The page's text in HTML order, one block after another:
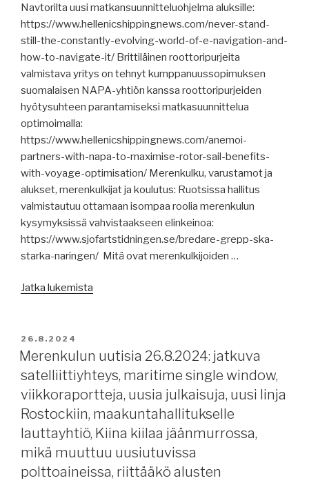
nimityksiä,
huthit
sallivat
pelastusoperaation,
Sovcomflot,
Alandia
voitolle.”
Navtorilta uusi matkansuunnitteluohjelma aluksille:
https://www.hellenicshippingnews.com/never-stand-
still-the-constantly-evolving-world-of-e-navigation-and-
how-to-navigate-it/ Brittiläinen roottoripurjeita
valmistava yritys on tehnyt kumppanuussopimuksen
suomalaisen NAPA-yhtiön kanssa roottoripurjeiden
hyötysuhteen parantamiseksi matkasuunnittelua
optimoimalla:
https://www.hellenicshippingnews.com/anemoi-
partners-with-napa-to-maximise-rotor-sail-benefits-
with-voyage-optimisation/ Merenkulku, varustamot ja
alukset, merenkulkijat ja koulutus: Ruotsissa hallitus
valmistautuu ottamaan isompaa roolia merenkulun
kysymyksissä vahvistaakseen elinkeinoa:
https://www.sjofartstidningen.se/bredare-grepp-ska-
starka-naringen/ Mitä ovat merenkulkijoiden …
Jatka lukemista
konttirahtien
ennustetaan
putoavan,
Panaman
kanava,
pohjoinen
merireitti,
satamalakot,
JULKAISTU
26.8.2024
Merenkulun uutisia 26.8.2024: jatkuva
satelliittiyhteys, maritime single window,
viikkoraportteja, uusia julkaisuja, uusi linja
Rostockiin, maakuntahallitukselle
lauttayhtiö, Kiina kiilaa jäänmurrossa,
mikä muuttuu uusiutuvissa
polttoaineissa, riittääkö alusten